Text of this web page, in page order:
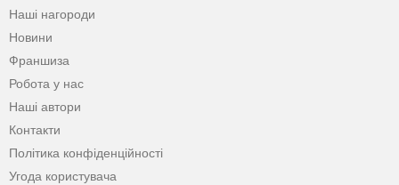
Наші нагороди
Новини
Франшиза
Робота у нас
Наші автори
Контакти
Політика конфіденційності
Угода користувача